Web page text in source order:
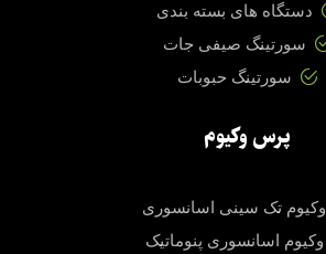
دستگاه های بسته بندی
سورتینگ صیفی جات
سورتینگ حبوبات
پرس وکیوم
وکیوم تک سینی اسانسوری
وکیوم اسانسوری پنوماتیک